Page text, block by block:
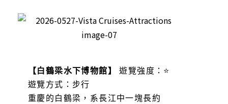
【白鶴梁水下博物館】
遊覽強度：⭐
遊覽方式：步行
重慶的白鶴梁，系長江中一塊長約